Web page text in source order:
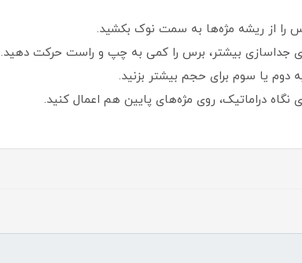
را از ریشه مژه‌ها به سمت نوک بکشید.
جداسازی بیشتر، برس را کمی به چپ و راست حرکت دهید.
دوم یا سوم برای حجم بیشتر بزنید.
نگاه دراماتیک، روی مژه‌های پایین هم اعمال کنید.